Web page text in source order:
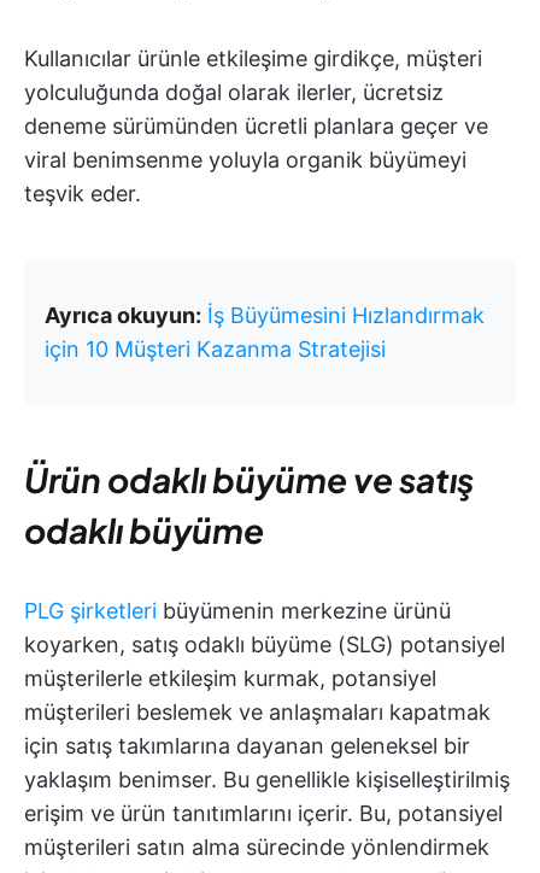
Kullanıcılar ürünle etkileşime girdikçe, müşteri
yolculuğunda doğal olarak ilerler, ücretsiz
deneme sürümünden ücretli planlara geçer ve
viral benimsenme yoluyla organik büyümeyi
teşvik eder.
Ayrıca okuyun: İş Büyümesini Hızlandırmak
için 10 Müşteri Kazanma Stratejisi
Ürün odaklı büyüme ve satış
odaklı büyüme
PLG şirketleri büyümenin merkezine ürünü
koyarken, satış odaklı büyüme (SLG) potansiyel
müşterilerle etkileşim kurmak, potansiyel
müşterileri beslemek ve anlaşmaları kapatmak
için satış takımlarına dayanan geleneksel bir
yaklaşım benimser. Bu genellikle kişiselleştirilmiş
erişim ve ürün tanıtımlarını içerir. Bu, potansiyel
müşterileri satın alma sürecinde yönlendirmek